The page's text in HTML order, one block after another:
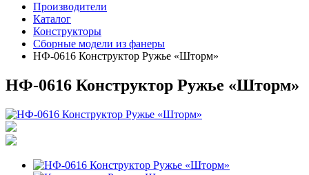
Производители
Каталог
Конструкторы
Сборные модели из фанеры
НФ-0616 Конструктор Ружье «Шторм»
НФ-0616 Конструктор Ружье «Шторм»